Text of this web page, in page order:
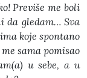
Previše me boli
da gledam… Sva
koje spontano
sama pomisao
u sebe, a u